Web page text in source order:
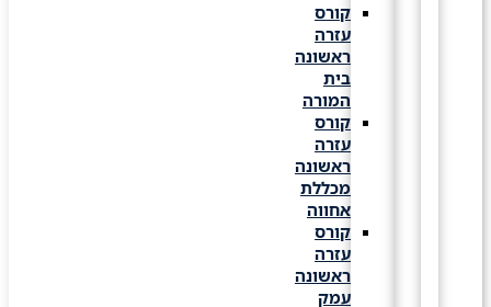
קורס
עזרה
ראשונה
המורה
קורס
עזרה
ראשונה
מכללת
אחווה
קורס
עזרה
ראשונה